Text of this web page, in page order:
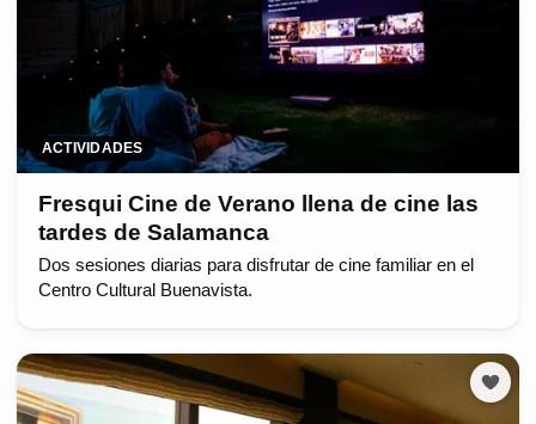
ACTIVIDADES
Fresqui Cine de Verano llena de cine las
tardes de Salamanca
Dos sesiones diarias para disfrutar de cine familiar en el
Centro Cultural Buenavista.